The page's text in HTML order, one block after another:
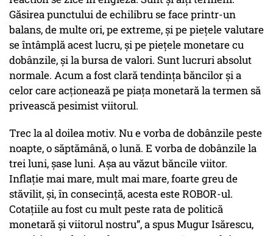
Găsirea punctului de echilibru se face printr-un
balans, de multe ori, pe extreme, și pe piețele valutare
se întâmplă acest lucru, și pe piețele monetare cu
dobânzile, și la bursa de valori. Sunt lucruri absolut
normale. Acum a fost clară tendința băncilor și a
celor care acționează pe piața monetară la termen să
privească pesimist viitorul.
Trec la al doilea motiv. Nu e vorba de dobânzile peste
noapte, o săptămână, o lună. E vorba de dobânzile la
trei luni, șase luni. Așa au văzut băncile viitor.
Inflație mai mare, mult mai mare, foarte greu de
stăvilit, și, în consecință, acesta este ROBOR-ul.
Cotațiile au fost cu mult peste rata de politică
monetară și viitorul nostru”, a spus Mugur Isărescu,